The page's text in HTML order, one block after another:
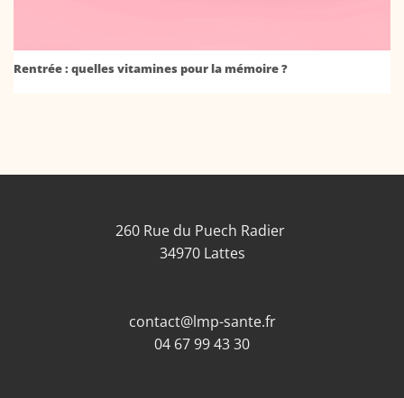
Rentrée : quelles vitamines pour la mémoire ?
260 Rue du Puech Radier
34970 Lattes
contact@lmp-sante.fr
04 67 99 43 30